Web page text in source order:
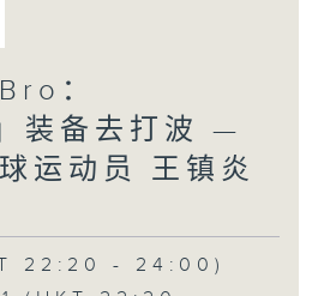
：
装备去打波 —
运动员 王镇炎
22:20 - 24:00)